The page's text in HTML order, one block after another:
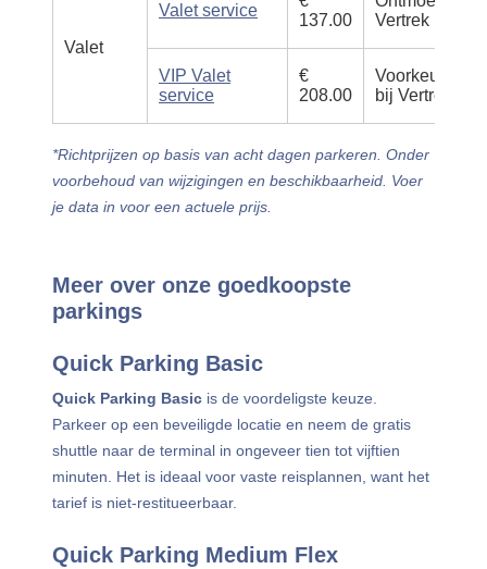
Valet
Valet service
137.00
Vertrek
VIP Valet
service
€
208.00
bij Vertrek
*Richtprijzen op basis van acht dagen parkeren. Onder
voorbehoud van wijzigingen en beschikbaarheid. Voer
je data in voor een actuele prijs.
Meer over onze goedkoopste
parkings
Quick Parking Basic
Quick Parking Basic is de voordeligste keuze.
Parkeer op een beveiligde locatie en neem de gratis
shuttle naar de terminal in ongeveer tien tot vijftien
minuten. Het is ideaal voor vaste reisplannen, want het
tarief is niet-restitueerbaar.
Quick Parking Medium Flex